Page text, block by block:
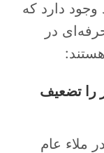
وجود دارد که
در
را تضعیف
ملاء عام